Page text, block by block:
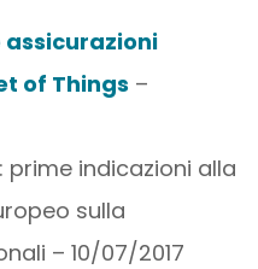
assicurazioni
of Things –
prime indicazioni alla
sulla
– 10/07/2017